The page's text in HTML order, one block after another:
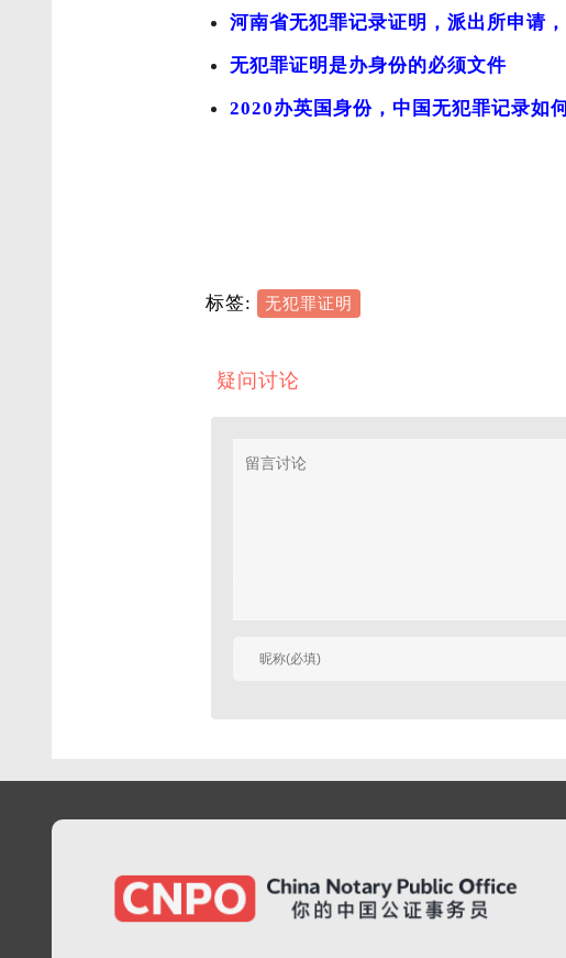
河南省无犯罪记录证明，派出所申请
无犯罪证明是办身份的必须文件
2020办英国身份，中国无犯罪记录如
标签: 无犯罪证明
疑问讨论